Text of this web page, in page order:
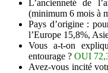
L’ancienneté de
(minimum 6 mois à
Pays d’origine :
l’Europe 15,8%,
Vous a-t-on
entourage ? OUI
Avez-vous incité